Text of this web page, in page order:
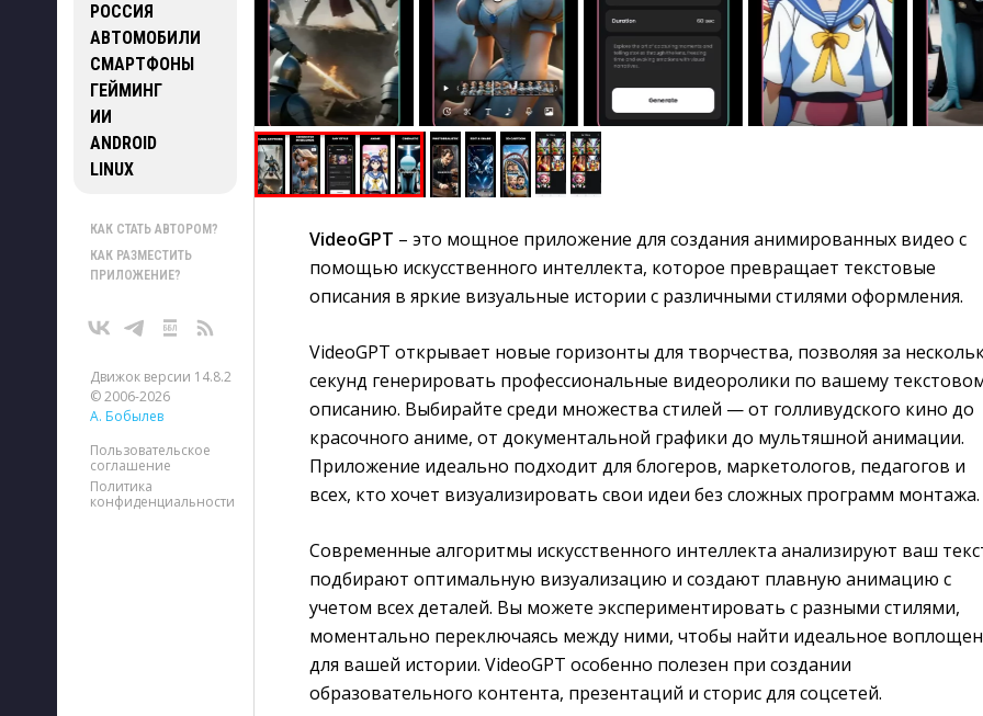
РОССИЯ
АВТОМОБИЛИ
СМАРТФОНЫ
ГЕЙМИНГ
ИИ
ANDROID
LINUX
КАК СТАТЬ АВТОРОМ?
КАК РАЗМЕСТИТЬ
ПРИЛОЖЕНИЕ?
Движок версии 14.8.2
© 2006-2026
А. Бобылев
Пользовательское
соглашение
Политика
конфиденциальности
VideoGPT – это мощное приложение для создания анимированных видео с
помощью искусственного интеллекта, которое превращает текстовые
описания в яркие визуальные истории с различными стилями оформления.
VideoGPT открывает новые горизонты для творчества, позволяя за
секунд генерировать профессиональные видеоролики по вашему
описанию. Выбирайте среди множества стилей — от голливудского кино до
красочного аниме, от документальной графики до мультяшной анимации.
Приложение идеально подходит для блогеров, маркетологов, педагогов и
всех, кто хочет визуализировать свои идеи без сложных программ монтажа.
Современные алгоритмы искусственного интеллекта анализируют ваш
подбирают оптимальную визуализацию и создают плавную анимацию с
учетом всех деталей. Вы можете экспериментировать с разными стилями,
моментально переключаясь между ними, чтобы найти идеальное
для вашей истории. VideoGPT особенно полезен при создании
образовательного контента, презентаций и сторис для соцсетей.